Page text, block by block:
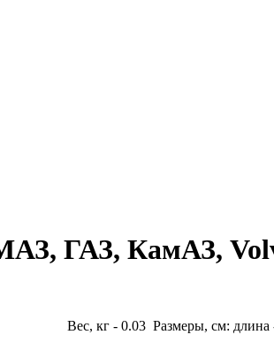
ГАЗ, КамАЗ,
Вес, кг - 0.03 Размеры, см: